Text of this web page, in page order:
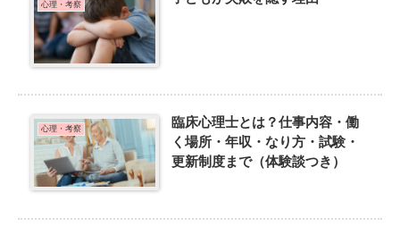
心理・考察
心理・考察
臨床心理士とは？仕事内容・働
く場所・年収・なり方・試験・
更新制度まで（体験談つき）